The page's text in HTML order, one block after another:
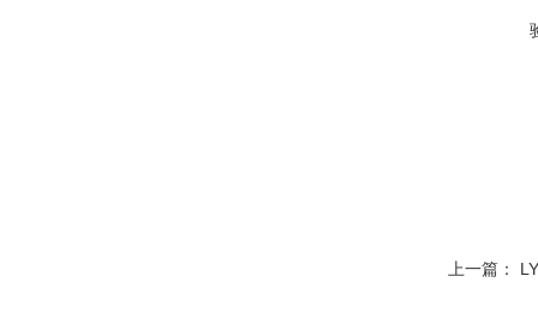
上一篇：